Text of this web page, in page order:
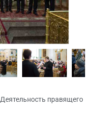
Деятельность правящего